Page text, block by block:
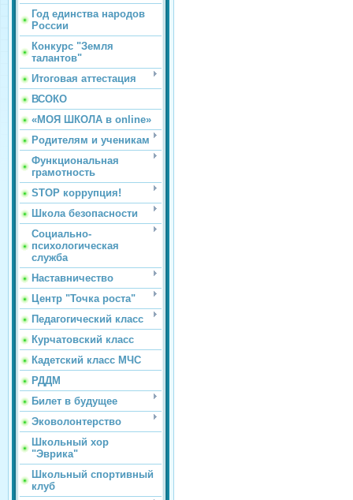
Год единства народов
России
Конкурс "Земля
талантов"
Итоговая аттестация
ВСОКО
«МОЯ ШКОЛА в online»
Родителям и ученикам
Функциональная
грамотность
STOP коррупция!
Школа безопасности
Социально-
психологическая
служба
Наставничество
Центр "Точка роста"
Педагогический класс
Курчатовский класс
Кадетский класс МЧС
РДДМ
Билет в будущее
Эковолонтерство
Школьный хор
"Эврика"
Школьный спортивный
клуб